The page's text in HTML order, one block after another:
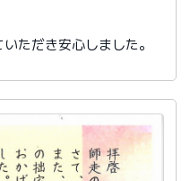
ただき安心しました。